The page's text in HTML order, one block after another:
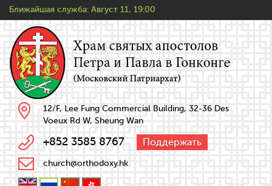
Ближайшая служба: Август 11, 19:00
12/F, Lee Fung Commercial Building, 32-36 Des
Voeux Rd W, Sheung Wan
+852 3585 8767 Поддержать
church@orthodoxy.hk